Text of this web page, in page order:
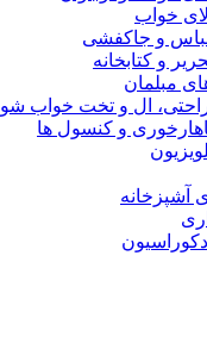
خواب
و جاکفشی
و کتابخانه
مبلمان
ال و تخت خواب شو
و کنسول ها
آشپزخانه